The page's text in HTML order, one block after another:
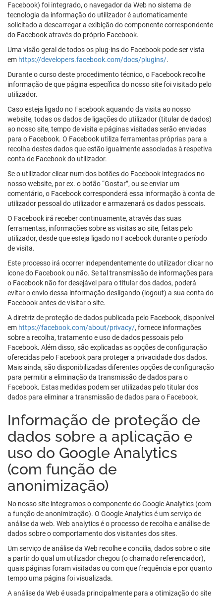
Facebook) foi integrado, o navegador da Web no sistema de
tecnologia da informação do utilizador é automaticamente
solicitado a descarregar a exibição do componente correspondente
do Facebook através do próprio Facebook.
Uma visão geral de todos os plug-ins do Facebook pode ser vista
em https://developers.facebook.com/docs/plugins/.
Durante o curso deste procedimento técnico, o Facebook recolhe
informação de que página específica do nosso site foi visitado pelo
utilizador.
Caso esteja ligado no Facebook aquando da visita ao nosso
website, todas os dados de ligações do utilizador (titular de dados)
ao nosso site, tempo de visita e páginas visitadas serão enviadas
para o Facebook. O Facebook utiliza ferramentas próprias para a
recolha destes dados que estão igualmente associadas à respetiva
conta de Facebook do utilizador.
Se o utilizador clicar num dos botões do Facebook integrados no
nosso website, por ex. o botão “Gostar”, ou se enviar um
comentário, o Facebook corresponderá essa informação à conta de
utilizador pessoal do utilizador e armazenará os dados pessoais.
O Facebook irá receber continuamente, através das suas
ferramentas, informações sobre as visitas ao site, feitas pelo
utilizador, desde que esteja ligado no Facebook durante o período
de visita.
Este processo irá ocorrer independentemente do utilizador clicar no
ícone do Facebook ou não. Se tal transmissão de informações para
o Facebook não for desejável para o titular dos dados, poderá
evitar o envio dessa informação desligando (logout) a sua conta do
Facebook antes de visitar o site.
A diretriz de proteção de dados publicada pelo Facebook, disponível
em https://facebook.com/about/privacy/, fornece informações
sobre a recolha, tratamento e uso de dados pessoais pelo
Facebook. Além disso, são explicadas as opções de configuração
oferecidas pelo Facebook para proteger a privacidade dos dados.
Mais ainda, são disponibilizadas diferentes opções de configuração
para permitir a eliminação da transmissão de dados para o
Facebook. Estas medidas podem ser utilizadas pelo titular dos
dados para eliminar a transmissão de dados para o Facebook.
Informação de proteção de
dados sobre a aplicação e
uso do Google Analytics
(com função de
anonimização)
No nosso site integramos o componente do Google Analytics (com
a função de anonimização). O Google Analytics é um serviço de
análise da web. Web analytics é o processo de recolha e análise de
dados sobre o comportamento dos visitantes dos sites.
Um serviço de análise da Web recolhe e concilia, dados sobre o site
a partir do qual um utilizador chegou (o chamado referenciador),
quais páginas foram visitadas ou com que frequência e por quanto
tempo uma página foi visualizada.
A análise da Web é usada principalmente para a otimização do site